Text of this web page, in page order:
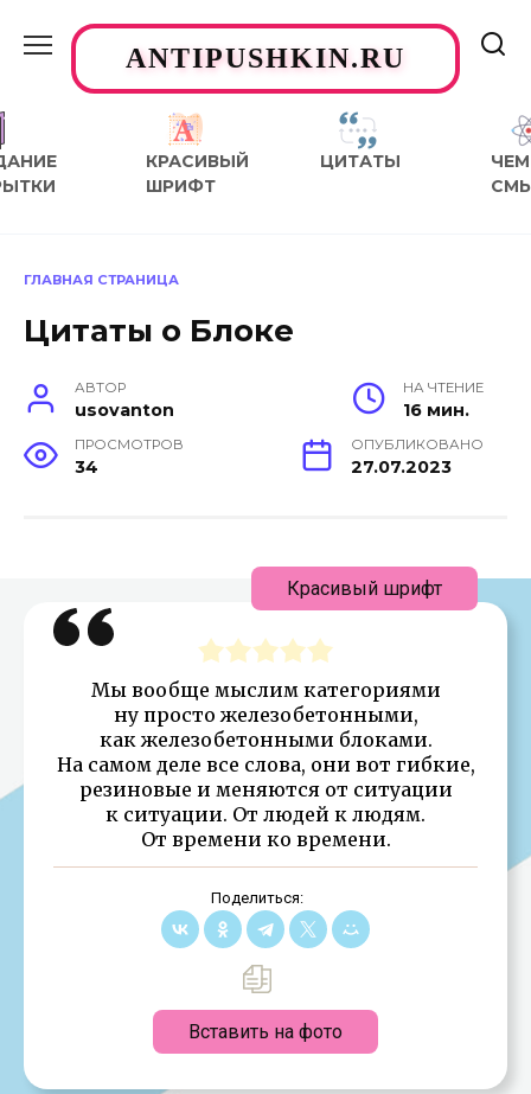
содержаниюANTIPUSHKIN.RU
КРАСИВЫЙ
ШРИФТ
ЦИТАТЫ
ЧЕМ
ГЛАВНАЯ СТРАНИЦА
Цитаты о Блоке
АВТОР
usovanton
НА ЧТЕНИЕ
16 мин.
ПРОСМОТРОВ
34
ОПУБЛИКОВАНО
27.07.2023
Мы вообще мыслим категориями
ну просто железобетонными,
как железобетонными блоками.
На самом деле все слова, они вот гибкие,
резиновые и меняются от ситуации
к ситуации. От людей к людям.
От времени ко времени.
Поделиться:
Вставить на фото
Красивый шрифт